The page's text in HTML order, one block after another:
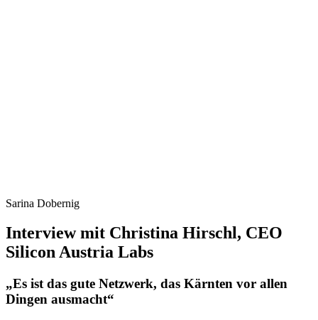
Sarina Dobernig
Interview mit Christina Hirschl, CEO
Silicon Austria Labs
„Es ist das gute Netzwerk, das Kärnten vor allen
Dingen ausmacht“